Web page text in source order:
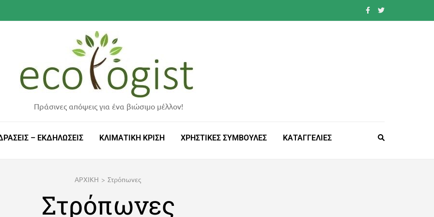
Πράσινες απόψεις για ένα βιώσιμο μέλλον!
– ΕΚΔΗΛΩΣΕΙΣ ΚΛΙΜΑΤΙΚΗ ΚΡΙΣΗ ΧΡΗΣΤΙΚΕΣ ΣΥΜΒΟΥΛΕΣ ΚΑΤΑΓΓΕΛΙΕΣ
ΑΡΧΙΚΗ > Στρόπωνες
Στρόπωνες